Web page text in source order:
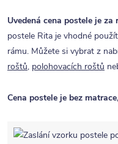
Uvedená cena postele je
postele Rita je vhodné
rámu. Můžete si vybrat z
roštů, polohovacích roštů
Cena postele je bez